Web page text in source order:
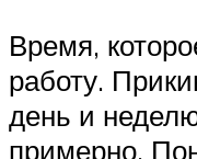
Время,
работу.
день и
примерно.